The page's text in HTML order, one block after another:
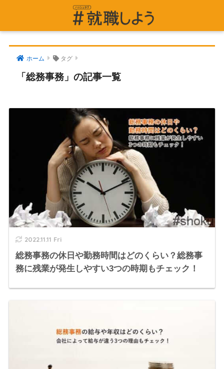
ホーム タグ
「総務事務」の記事一覧
2022.11.11 Fri
総務事務の休日や勤務時間はどのくらい？総務事
務に残業が発生しやすい3つの時期もチェック！